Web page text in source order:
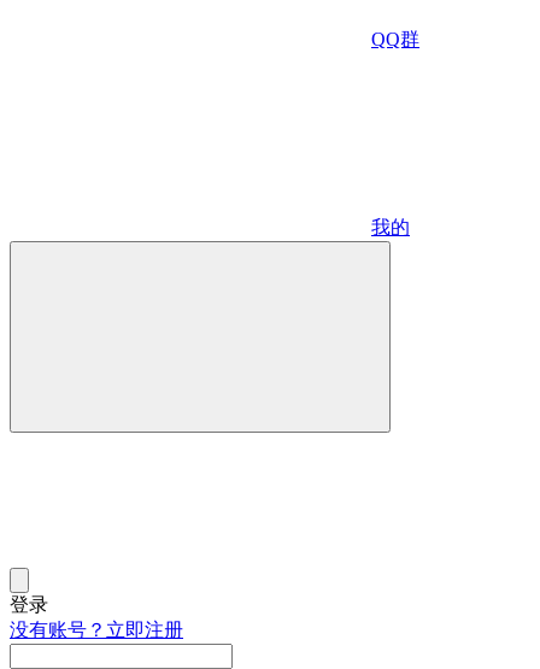
QQ群
我的
登录
没有账号？立即注册